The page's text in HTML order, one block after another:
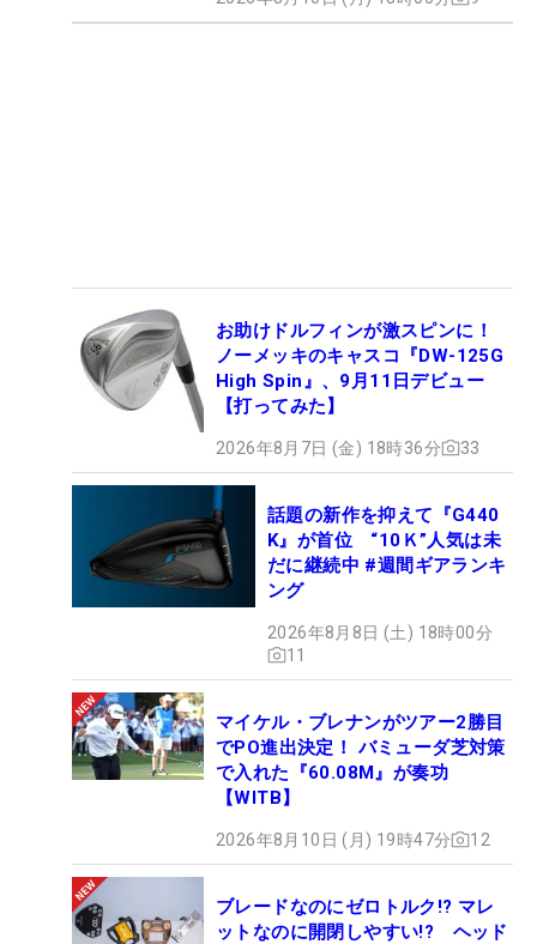
お助けドルフィンが激スピンに！
ノーメッキのキャスコ『DW-125G
High Spin』、9月11日デビュー
【打ってみた】
2026年8月7日 (金) 18時36分 33
話題の新作を抑えて『G440
K』が首位 “10Ｋ”人気は未
だに継続中 #週間ギアランキ
ング
2026年8月8日 (土) 18時00分
11
マイケル・ブレナンがツアー2勝目
でPO進出決定！ バミューダ芝対策
で入れた『60.08M』が奏功
【WITB】
2026年8月10日 (月) 19時47分 12
ブレードなのにゼロトルク!? マレ
ットなのに開閉しやすい!? ヘッド